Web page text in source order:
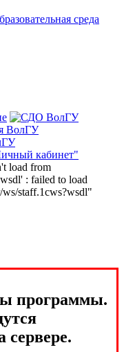
среда
ВолГУ
кабинет"
load from
: failed to load
staff.1cws?wsdl"
программы.
сервере.